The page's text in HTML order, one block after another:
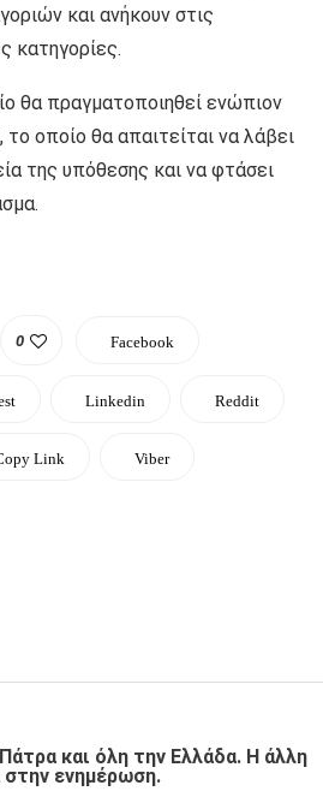
και ανήκουν στις
κατηγορίες.
θα πραγματοποιηθεί ενώπιον
οποίο θα απαιτείται να λάβει
της υπόθεσης και να φτάσει
0 Facebook
Linkedin Reddit
Link Viber
και όλη την Ελλάδα. Η άλλη
στην ενημέρωση.